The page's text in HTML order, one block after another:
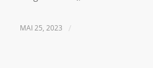
MAI 25, 2023 /